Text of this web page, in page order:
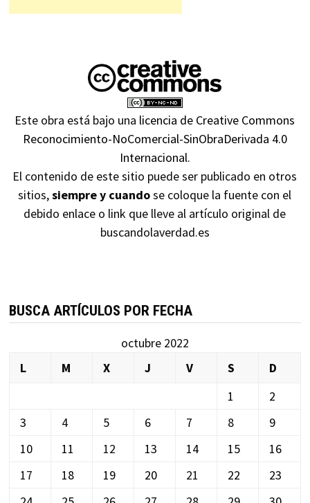
Este obra está bajo una licencia de Creative Commons
Reconocimiento-NoComercial-SinObraDerivada 4.0
Internacional.
El contenido de este sitio puede ser publicado en otros
sitios,siempre y cuandose coloque la fuente con el
debido enlace o link que lleve al artículo original de
buscandolaverdad.es
BUSCA ARTÍCULOS POR FECHA
octubre 2022
L
M X J V S
D
1
2
3
4 5 6 7 8
9
10
11 12 13 14 15
16
17
18 19 20 21 22
23